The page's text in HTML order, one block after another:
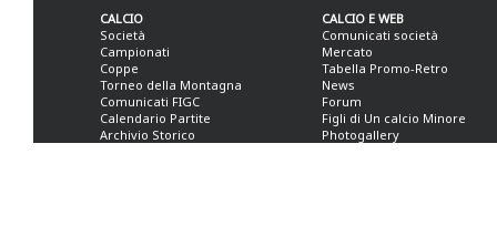
CALCIO
Società
Campionati
Coppe
Torneo della Montagna
Comunicati FIGC
Calendario Partite
Archivio Storico
CALCIO E WEB
Comunicati società
Mercato
Tabella Promo-Retro
News
Forum
Figli di Un calcio Minore
Photogallery